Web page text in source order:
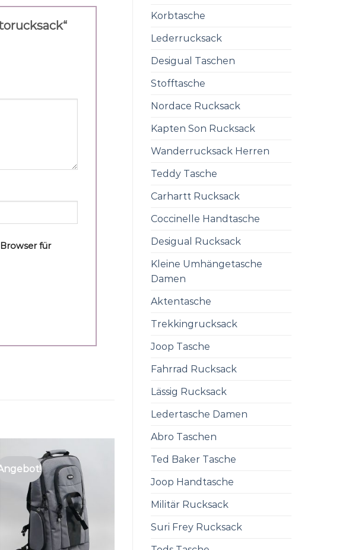
Korbtasche
Lederrucksack
Desigual Taschen
Stofftasche
Nordace Rucksack
Kapten Son Rucksack
Wanderrucksack Herren
Teddy Tasche
Carhartt Rucksack
Coccinelle Handtasche
Desigual Rucksack
Kleine Umhängetasche
Damen
Aktentasche
Trekkingrucksack
Joop Tasche
Fahrrad Rucksack
Lässig Rucksack
Ledertasche Damen
Abro Taschen
Ted Baker Tasche
Joop Handtasche
Militär Rucksack
Suri Frey Rucksack
für